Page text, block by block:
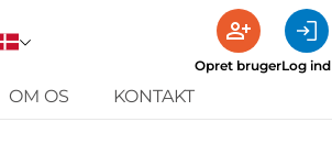
Opret brugerLog ind
OM OS KONTAKT